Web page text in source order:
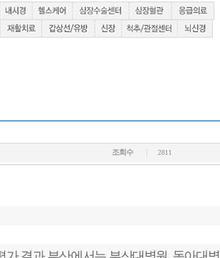
조회수 2811